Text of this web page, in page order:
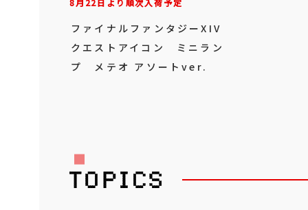
8月22日より順次入荷予定
ファイナルファンタジーXIV
クエストアイコン ミニラン
プ メテオ アソートver.